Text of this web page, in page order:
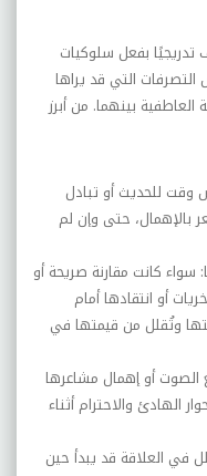
تدريجيًا بفعل سلوكيات
التي قد يراها
بينهما. من أبرز
وقت للحديث أو تبادل
بالإهمال، حتى وإن لم
سواء كانت مقارنة صريحة أو
أو انتقادها أمام
وتُقلل من قيمتها في
الصوت أو إهمال مشاعرها
الهادئ والاحترام أثناء
في العلاقة قد يبدأ حين